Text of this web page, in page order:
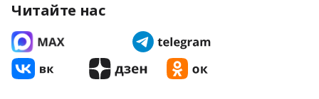
Читайте нас